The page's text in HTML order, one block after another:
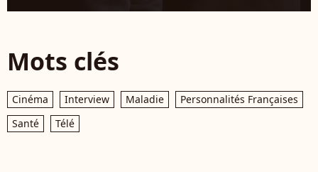
Mots clés
Cinéma Interview Maladie
Personnalités Françaises
Santé
Télé